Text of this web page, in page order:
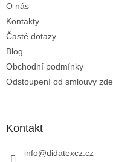
O nás
Kontakty
Časté dotazy
Blog
Obchodní podmínky
Odstoupení od smlouvy zde
Kontakt
info@didatexcz.cz